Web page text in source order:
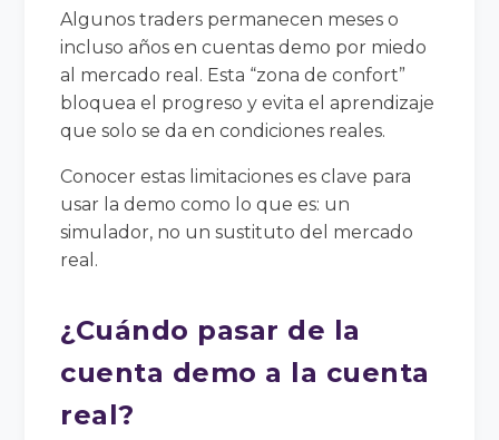
Algunos traders permanecen meses o
incluso años en cuentas demo por miedo
al mercado real. Esta “zona de confort”
bloquea el progreso y evita el aprendizaje
que solo se da en condiciones reales.
Conocer estas limitaciones es clave para
usar la demo como lo que es: un
simulador, no un sustituto del mercado
real.
¿Cuándo pasar de la
cuenta demo a la cuenta
real?